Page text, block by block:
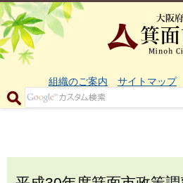
組織のご案内 サイトマップ